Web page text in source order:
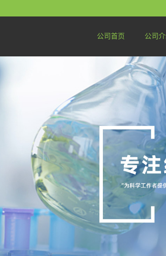
公司首页 公司